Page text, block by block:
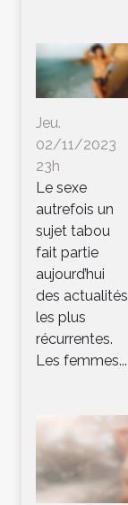
Jeu.
02/11/2023
23h
Le sexe
autrefois un
sujet tabou
fait partie
aujourd’hui
des actualités
les plus
récurrentes.
Les femmes...